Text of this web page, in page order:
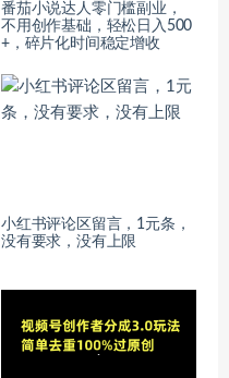
番茄小说达人零门槛副业，
不用创作基础，轻松日入500
+，碎片化时间稳定增收
小红书评论区留言，1元条，
没有要求，没有上限